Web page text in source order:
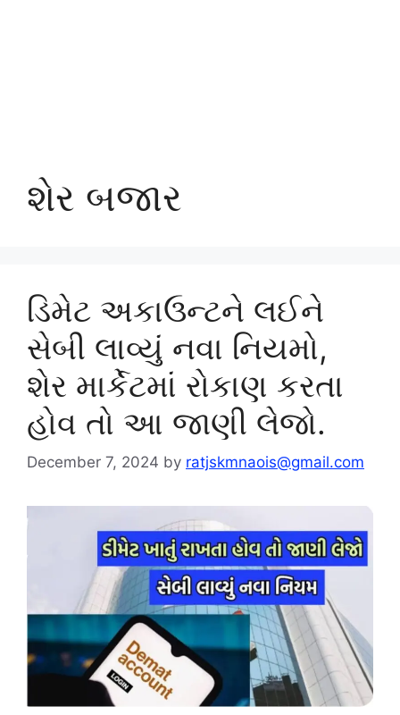
શેર બજાર
ડિમેટ અકાઉન્ટને લઈને
સેબી લાવ્યું નવા નિયમો,
શેર માર્કેટમાં રોકાણ કરતા
હોવ તો આ જાણી લેજો.
December 7, 2024 by ratjskmnaois@gmail.com